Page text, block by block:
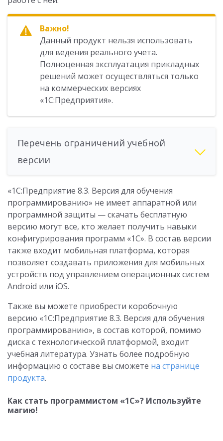
Важно!
Данный продукт нельзя использовать
для ведения реального учета.
Полноценная эксплуатация прикладных
решений может осуществляться только
на коммерческих версиях
«1С:Предприятия».
Перечень ограничений учебной
версии
«1С:Предприятие 8.3. Версия для обучения
программированию» не имеет аппаратной или
программной защиты — скачать бесплатную
версию могут все, кто желает получить навыки
конфигурирования программ «1С». В состав версии
также входит мобильная платформа, которая
позволяет создавать приложения для мобильных
устройств под управлением операционных систем
Android или iOS.
Также вы можете приобрести коробочную
версию «1С:Предприятие 8.3. Версия для обучения
программированию», в состав которой, помимо
диска с технологической платформой, входит
учебная литература. Узнать более подробную
информацию о составе вы сможете на странице
продукта.
Как стать программистом «1С»? Используйте
магию!